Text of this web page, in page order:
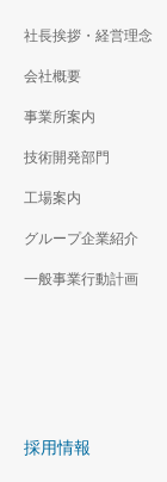
社長挨拶・経営理念
会社概要
事業所案内
技術開発部門
工場案内
グループ企業紹介
一般事業行動計画
採用情報